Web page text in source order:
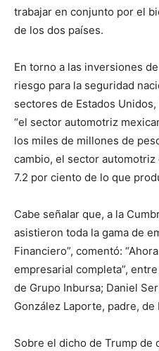
trabajar en conjunto por el
de los dos países.
En torno a las inversiones
riesgo para la seguridad
sectores de Estados
“el sector automotriz
los miles de millones de
cambio, el sector
7.2 por ciento de lo que
Cabe señalar que, a la
asistieron toda la gama de
Financiero”, comentó:
empresarial completa”,
de Grupo Inbursa; Daniel
González Laporte, padre,
Sobre el dicho de Trump de